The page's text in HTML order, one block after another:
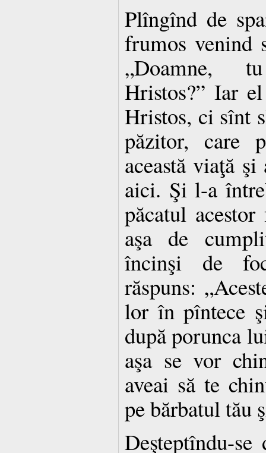
Plîngînd de
frumos venind
„Doamne,
Hristos?” Iar
Hristos, ci sînt
păzitor, care
această viaţă
aici. Şi l-a
păcatul
aşa de
încinşi de
răspuns:
lor în pîntece
după porunca
aşa se vor
aveai să te
pe bărbatul
Deşteptîndu-